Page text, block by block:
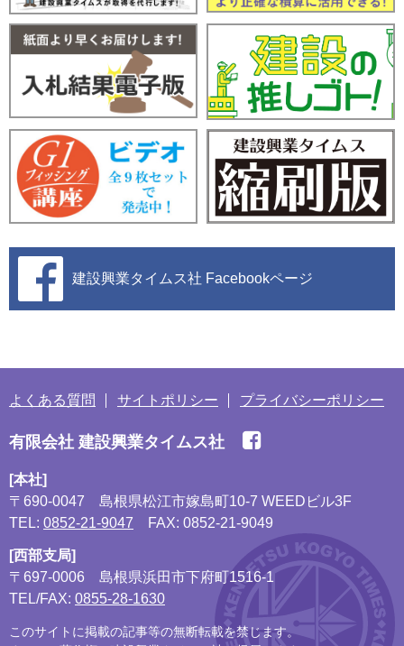
建設興業タイムス社 Facebookページ
よくある質問 サイトポリシー プライバシーポリシー
有限会社 建設興業タイムス社
[本社]
〒690-0047
島根県松江市嫁島町10-7 WEEDビル3F
TEL: 0852-21-9047 FAX: 0852-21-9049
[西部支局]
〒697-0006
島根県浜田市下府町1516-1
TEL/FAX: 0855-28-1630
このサイトに掲載の記事等の無断転載を禁じます。